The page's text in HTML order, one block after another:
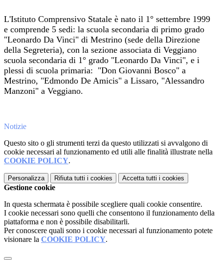
L'Istituto Comprensivo Statale è nato il 1° settembre 1999
e comprende 5 sedi: la scuola secondaria di primo grado
"Leonardo Da Vinci" di Mestrino (sede della Direzione
della Segreteria), con la sezione associata di Veggiano
scuola secondaria di 1° grado "Leonardo Da Vinci", e i
plessi di scuola primaria: "Don Giovanni Bosco" a
Mestrino, "Edmondo De Amicis" a Lissaro, "Alessandro
Manzoni" a Veggiano.
Notizie
Questo sito o gli strumenti terzi da questo utilizzati si avvalgono di
cookie necessari al funzionamento ed utili alle finalità illustrate nella
COOKIE POLICY.
Personalizza Rifiuta tutti i cookies Accetta tutti i cookies
Gestione cookie
In questa schermata è possibile scegliere quali cookie consentire.
I cookie necessari sono quelli che consentono il funzionamento della
piattaforma e non è possibile disabilitarli.
Per conoscere quali sono i cookie necessari al funzionamento potete
visionare la COOKIE POLICY.